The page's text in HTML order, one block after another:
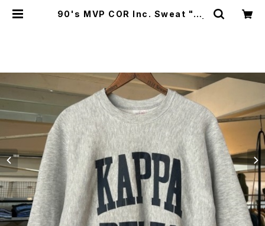
90's MVP COR Inc. Sweat "KA